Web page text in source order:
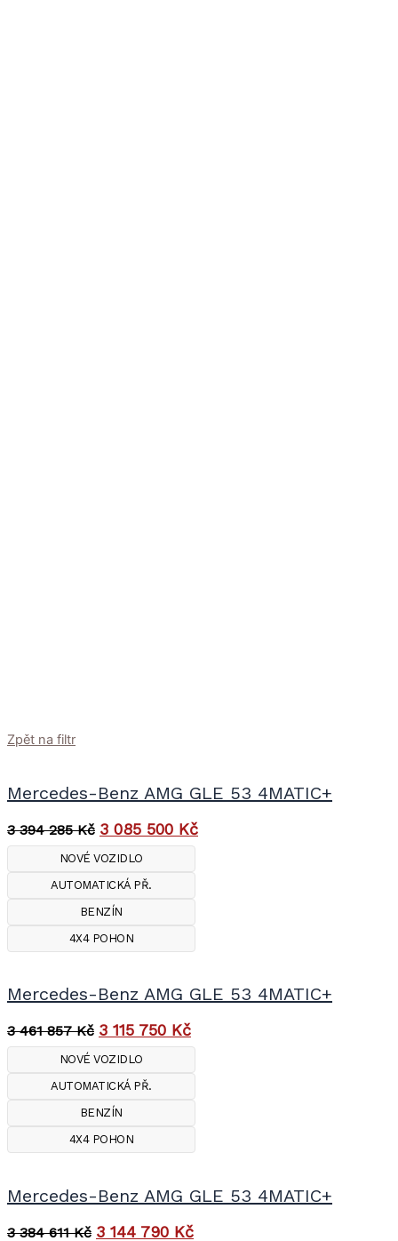
Zpět na filtr
Mercedes-Benz AMG GLE 53 4MATIC+
3 394 285Kč 3 085 500 Kč
NOVÉ VOZIDLO
AUTOMATICKÁ PŘ.
BENZÍN
4X4 POHON
Mercedes-Benz AMG GLE 53 4MATIC+
3 461 857Kč 3 115 750 Kč
NOVÉ VOZIDLO
AUTOMATICKÁ PŘ.
BENZÍN
4X4 POHON
Mercedes-Benz AMG GLE 53 4MATIC+
3 384 611Kč 3 144 790 Kč